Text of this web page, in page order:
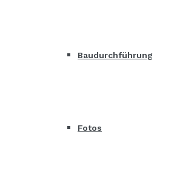
Baudurchführung
Fotos